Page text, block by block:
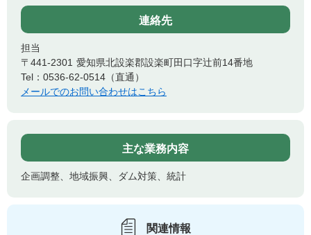
連絡先
担当
〒441-2301 愛知県北設楽郡設楽町田口字辻前14番地
Tel：0536-62-0514（直通）
メールでのお問い合わせはこちら
主な業務内容
企画調整、地域振興、ダム対策、統計
関連情報